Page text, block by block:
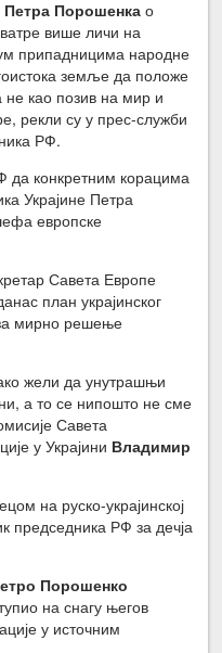
Петра Порошенка о
више личи на
припадницима народне
земље да положе
не као позив на мир и
рекли су у прес-служби
РФ.
да конкретним корацима
Украјине Петра
европске
Савета Европе
план украјинског
мирно решење
жели да унутрашњи
а то се нипошто не сме
Савета
у Украјини Владимир
на руско-украјинској
председника РФ за дечја
Порошенко
на снагу његов
у источним